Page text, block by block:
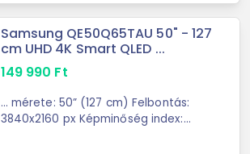
Samsung QE50Q65TAU 50" - 127
cm UHD 4K Smart QLED ...
149 990 Ft
... mérete: 50” (127 cm) Felbontás:
3840x2160 px Képminőség index: